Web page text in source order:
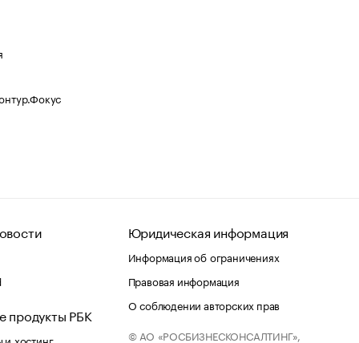
продукты РБК
хостинг
Юридическая информация
Информация об ограничениях
Правовая информация
О соблюдении авторских прав
© АО «РОСБИЗНЕСКОНСАЛТИНГ»,